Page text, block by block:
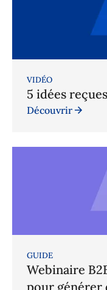
VIDÉO
5 idées
Découvrir
GUIDE
Webinaire
pour générer